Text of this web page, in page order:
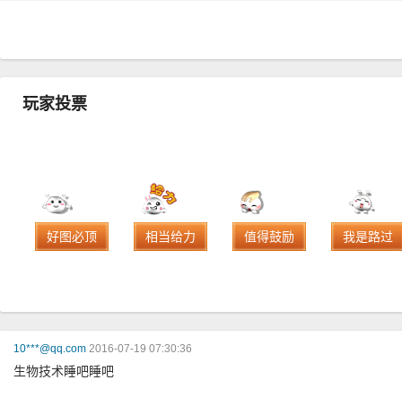
玩家投票
好图必顶 相当给力 值得鼓励 我是路过
10***@qq.com 2016-07-19 07:30:36
生物技术睡吧睡吧